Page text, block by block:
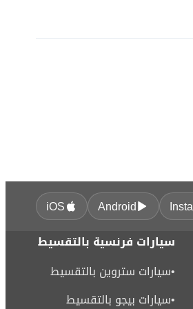
Android
iOS
سيارات فرنسية بالتقسيط
•سيارات ستروين بالتقسيط
•سيارات بيجو بالتقسيط